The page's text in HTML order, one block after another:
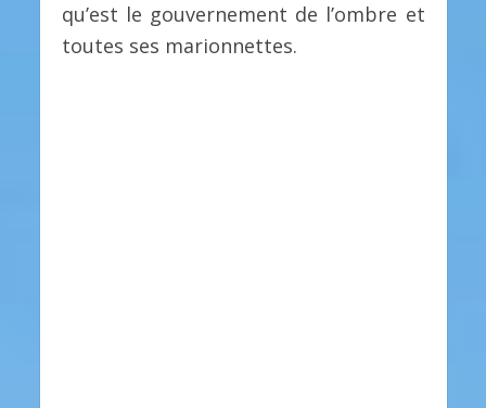
qu’est le gouvernement de l’ombre et
toutes ses marionnettes.